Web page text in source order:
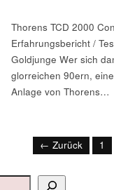
Thorens TCD 2000
Erfahrungsbericht /
Goldjunge Wer sich
glorreichen 90ern,
Anlage von Thorens…
← Zurück 1